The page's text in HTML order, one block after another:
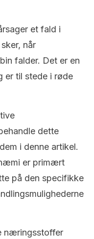
et fald i
når
falder. Det er en
er til stede i røde
dette
i denne artikel.
er primært
på den specifikke
næringsstoffer